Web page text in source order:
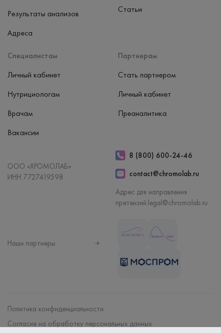
Результаты анализов
Адреса
Специалистам
Личный кабинет
Нутрициологам
Врачам
Вакансии
Партнерам
Стать партнером
Личный кабинет
Преаналитика
Статьи
ООО «ХРОМОЛАБ»
ИНН 7727419598
8 (800) 600-24-46
contact@chromolab.ru
Адрес для направления
претензий:legal@chromolab.ru
Наши партнеры
Политика конфиденциальности
Согласие на обработку персональных данных